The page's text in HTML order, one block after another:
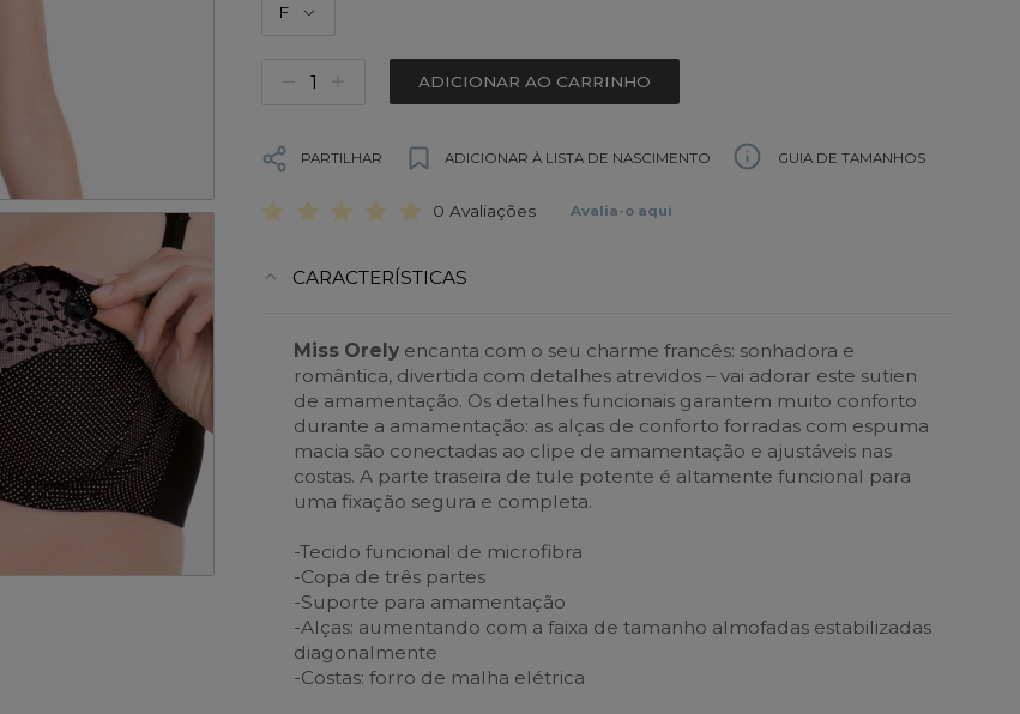
F
ADICIONAR AO CARRINHO
PARTILHAR ADICIONAR À LISTA DE NASCIMENTO GUIA DE TAMANHOS
0 Avaliações Avalia-o aqui
CARACTERÍSTICAS
Miss Orely encanta com o seu charme francês: sonhadora e
romântica, divertida com detalhes atrevidos – vai adorar este sutien
de amamentação. Os detalhes funcionais garantem muito conforto
durante a amamentação: as alças de conforto forradas com espuma
macia são conectadas ao clipe de amamentação e ajustáveis nas
costas. A parte traseira de tule potente é altamente funcional para
uma fixação segura e completa.
-Tecido funcional de microfibra
-Copa de três partes
-Suporte para amamentação
-Alças: aumentando com a faixa de tamanho almofadas estabilizadas
diagonalmente
-Costas: forro de malha elétrica